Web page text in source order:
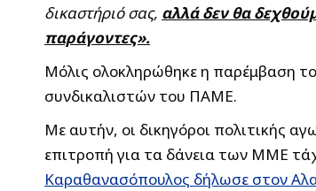
δικαστήριό σας, αλλά δεν θα
παράγοντες».
Μόλις ολοκληρώθηκε η παρέμβαση
συνδικαλιστών του ΠΑΜΕ.
Με αυτήν, οι δικηγόροι πολιτικής
επιτροπή για τα δάνεια των ΜΜΕ
Καραθανασόπουλος δήλωσε στον